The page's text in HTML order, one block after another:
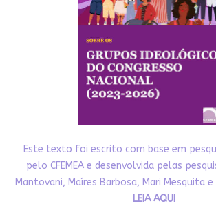
Este texto foi escrito com base em
pelo CFEMEA e desenvolvida pelas
Mantovani, Maíres Barbosa, Mari Mesquita
LEIA AQUI